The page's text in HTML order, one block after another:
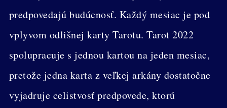
predpovedajú budúcnosť. Každý mesiac je pod
vplyvom odlišnej karty Tarotu. Tarot 2022
spolupracuje s jednou kartou na jeden mesiac,
pretože jedna karta z veľkej arkány dostatočne
vyjadruje celistvosť predpovede, ktorú